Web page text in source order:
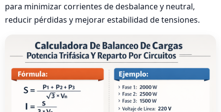
para minimizar corrientes de desbalance y neutral,
reducir pérdidas y mejorar estabilidad de tensiones.